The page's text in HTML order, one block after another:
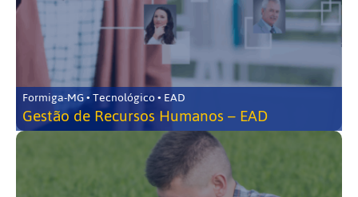
Formiga-MG • Tecnológico • EAD
Gestão de Recursos Humanos – EAD